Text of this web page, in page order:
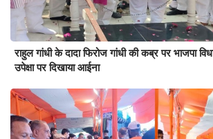
राहुल गांधी के दादा फिरोज गांधी की कब्र पर भाजपा
उपेक्षा पर दिखाया आईना